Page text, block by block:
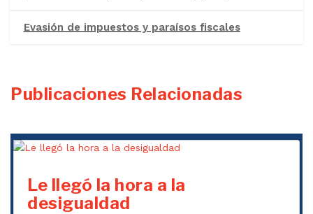
Evasión de impuestos y paraísos fiscales
Publicaciones Relacionadas
Le llegó la hora a la
desigualdad